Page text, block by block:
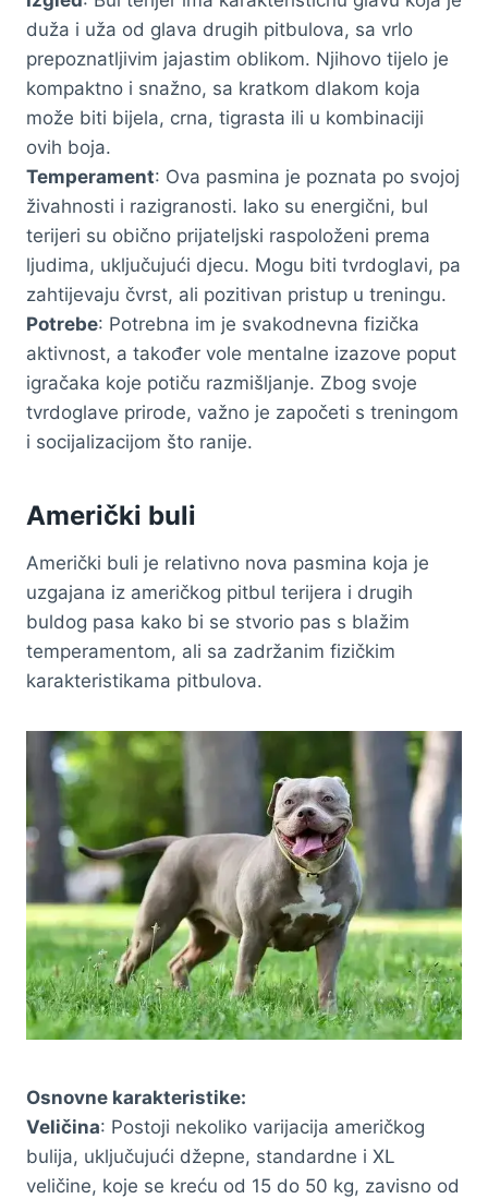
duža i uža od glava drugih pitbulova, sa vrlo
prepoznatljivim jajastim oblikom. Njihovo tijelo je
kompaktno i snažno, sa kratkom dlakom koja
može biti bijela, crna, tigrasta ili u kombinaciji
ovih boja.
Temperament: Ova pasmina je poznata po svojoj
živahnosti i razigranosti. Iako su energični, bul
terijeri su obično prijateljski raspoloženi prema
ljudima, uključujući djecu. Mogu biti tvrdoglavi, pa
zahtijevaju čvrst, ali pozitivan pristup u treningu.
Potrebe: Potrebna im je svakodnevna fizička
aktivnost, a također vole mentalne izazove poput
igračaka koje potiču razmišljanje. Zbog svoje
tvrdoglave prirode, važno je započeti s treningom
i socijalizacijom što ranije.
Američki buli
Američki buli je relativno nova pasmina koja je
uzgajana iz američkog pitbul terijera i drugih
buldog pasa kako bi se stvorio pas s blažim
temperamentom, ali sa zadržanim fizičkim
karakteristikama pitbulova.
Osnovne karakteristike:
Veličina: Postoji nekoliko varijacija američkog
bulija, uključujući džepne, standardne i XL
veličine, koje se kreću od 15 do 50 kg, zavisno od